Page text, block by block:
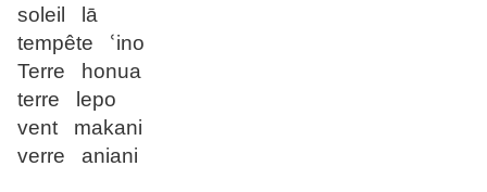
soleil lā
tempête ՙino
Terre honua
terre lepo
vent makani
verre aniani